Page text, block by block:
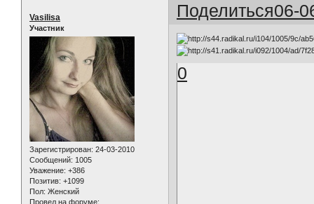
Поделиться06-
Vasilisa
Участник
Зарегистрирован: 24-03-2010
Сообщений: 1005
Уважение: +386
Позитив: +1099
Пол: Женский
Провел на форуме:
0